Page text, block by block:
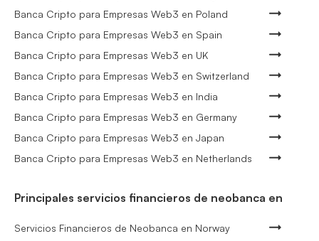
Banca Cripto para Empresas Web3 en Poland
Banca Cripto para Empresas Web3 en Spain
Banca Cripto para Empresas Web3 en UK
Banca Cripto para Empresas Web3 en Switzerland
Banca Cripto para Empresas Web3 en India
Banca Cripto para Empresas Web3 en Germany
Banca Cripto para Empresas Web3 en Japan
Banca Cripto para Empresas Web3 en Netherlands
Principales servicios financieros de neobanca en
Servicios Financieros de Neobanca en Norway